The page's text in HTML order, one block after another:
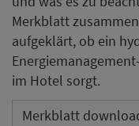
Merkblatt
aufgeklärt, ob ein
im Hotel sorgt.
Merkblatt